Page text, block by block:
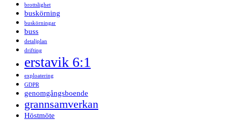
brottslighet
buskörning
buskörningar
buss
detaljplan
drifting
erstavik 6:1
exploatering
GDPR
genomgångsboende
grannsamverkan
Höstmöte